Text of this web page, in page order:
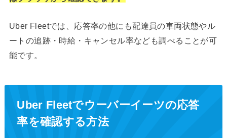
Uber Fleetでは、応答率の他にも配達員の車両状態やル
ートの追跡・時給・キャンセル率なども調べることが可
能です。
Uber Fleetでウーバーイーツの応答
率を確認する方法